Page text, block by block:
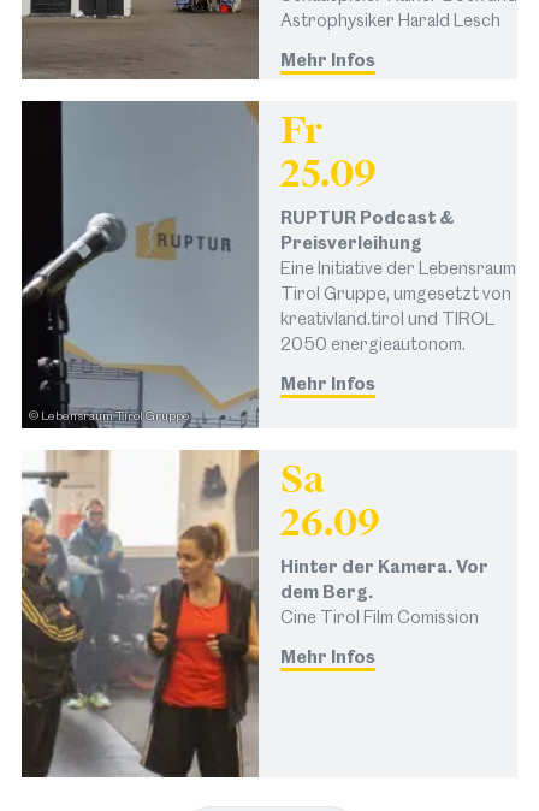
Astrophysiker Harald Lesch
Mehr Infos
© Lebensraum Tirol Gruppe
Fr
25.09
RUPTUR Podcast &
Preisverleihung
Eine Initiative der Lebensraum
Tirol Gruppe, umgesetzt von
kreativland.tirol und TIROL
2050 energieautonom.
Mehr Infos
Sa
26.09
Hinter der Kamera. Vor
dem Berg.
Cine Tirol Film Comission
Mehr Infos